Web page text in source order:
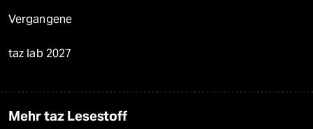
Vergangene
taz lab 2027
Mehr taz Lesestoff